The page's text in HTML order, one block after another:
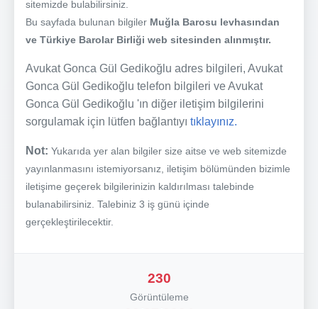
sitemizde bulabilirsiniz.
Bu sayfada bulunan bilgiler Muğla Barosu levhasından
ve Türkiye Barolar Birliği web sitesinden alınmıştır.
Avukat Gonca Gül Gedikoğlu adres bilgileri, Avukat
Gonca Gül Gedikoğlu telefon bilgileri ve Avukat
Gonca Gül Gedikoğlu 'ın diğer iletişim bilgilerini
sorgulamak için lütfen bağlantıyı tıklayınız.
Not: Yukarıda yer alan bilgiler size aitse ve web sitemizde
yayınlanmasını istemiyorsanız, iletişim bölümünden bizimle
iletişime geçerek bilgilerinizin kaldırılması talebinde
bulanabilirsiniz. Talebiniz 3 iş günü içinde
gerçekleştirilecektir.
230
Görüntüleme